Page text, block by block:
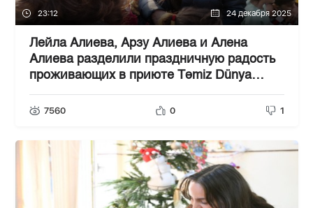
23:12 24 декабря 2025
Лейла Алиева, Арзу Алиева и Алена
Алиева разделили праздничную радость
проживающих в приюте Təmiz Dünya
детей
7560 0 1